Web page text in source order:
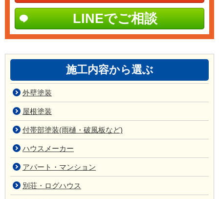
LINEでご相談
施工内容から選ぶ
外壁塗装
屋根塗装
付帯部塗装(雨樋・破風板など)
ハウスメーカー
アパート・マンション
別荘・ログハウス